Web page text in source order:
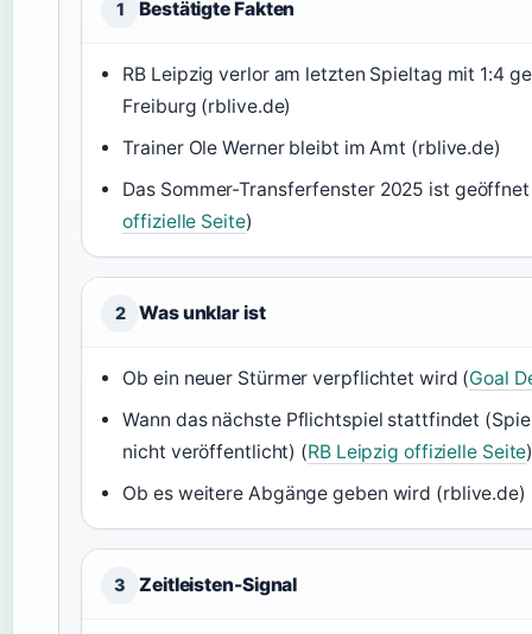
1 Bestätigte Fakten
RB Leipzig verlor am letzten Spieltag mit 1:4
Freiburg (rblive.de)
Trainer Ole Werner bleibt im Amt (rblive.de)
Das Sommer-Transferfenster 2025 ist
offizielle Seite)
2 Was unklar ist
Ob ein neuer Stürmer verpflichtet wird (Goal
Wann das nächste Pflichtspiel stattfindet
nicht veröffentlicht) (RB Leipzig offizielle Seite
Ob es weitere Abgänge geben wird (rblive.de)
3 Zeitleisten-Signal